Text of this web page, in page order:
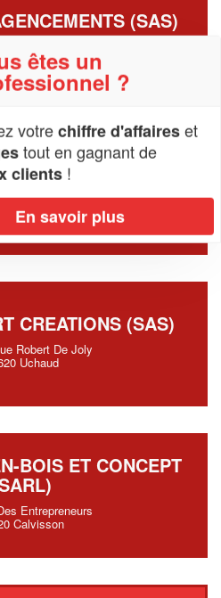
(SAS)
Christol-Lez-Ales
MAINTENANCE
(SARL)
Pitot Prolongee
Nimes
CREATIONS (SAS)
Robert De Joly
Uchaud
BOIS ET CONCEPT
Entrepreneurs
Calvisson
êtes un
?
votrechiffre d'affaireset
tout en gagnant de
clients !
En savoir plus